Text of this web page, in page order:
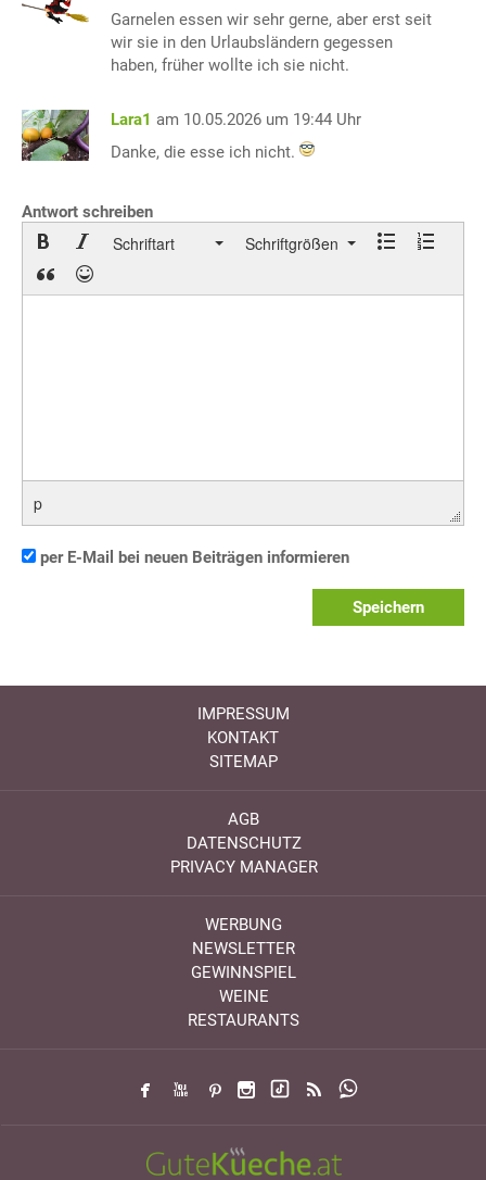
Garnelen essen wir sehr gerne, aber erst seit
wir sie in den Urlaubsländern gegessen
haben, früher wollte ich sie nicht.
Lara1 am 10.05.2026 um 19:44 Uhr
Danke, die esse ich nicht.
Antwort schreiben
Schriftart Schriftgrößen
p
per E-Mail bei neuen Beiträgen informieren
Speichern
IMPRESSUM
KONTAKT
SITEMAP
AGB
DATENSCHUTZ
PRIVACY MANAGER
WERBUNG
NEWSLETTER
GEWINNSPIEL
WEINE
RESTAURANTS